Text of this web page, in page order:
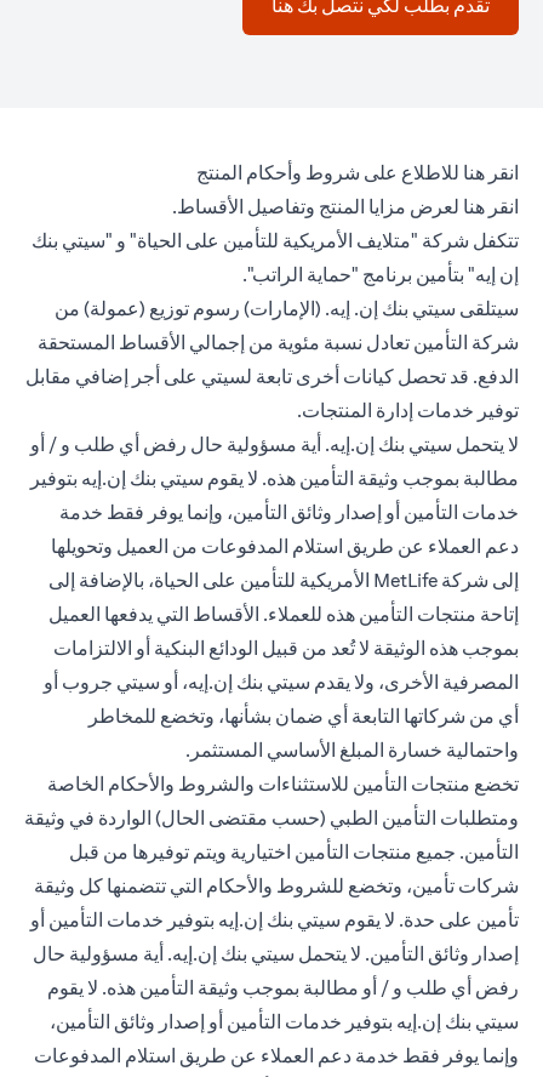
تقدم بطلب لكي نتصل بك هنا
انقر هنا (opens in a new tab)للاطلاع على شروط وأحكام المنتج
انقر هنا (opens in a new tab)لعرض مزايا المنتج وتفاصيل الأقساط.
تتكفل شركة "متلايف الأمريكية للتأمين على الحياة" و "سيتي بنك
إن إيه" بتأمين برنامج "حماية الراتب".
سيتلقى سيتي بنك إن. إيه. (الإمارات) رسوم توزيع (عمولة) من
شركة التأمين تعادل نسبة مئوية من إجمالي الأقساط المستحقة
الدفع. قد تحصل كيانات أخرى تابعة لسيتي على أجر إضافي مقابل
توفير خدمات إدارة المنتجات.
لا يتحمل سيتي بنك إن.إيه. أية مسؤولية حال رفض أي طلب و / أو
مطالبة بموجب وثيقة التأمين هذه. لا يقوم سيتي بنك إن.إيه بتوفير
خدمات التأمين أو إصدار وثائق التأمين، وإنما يوفر فقط خدمة
دعم العملاء عن طريق استلام المدفوعات من العميل وتحويلها
إلى شركة MetLife الأمريكية للتأمين على الحياة، بالإضافة إلى
إتاحة منتجات التأمين هذه للعملاء. الأقساط التي يدفعها العميل
بموجب هذه الوثيقة لا تُعد من قبيل الودائع البنكية أو الالتزامات
المصرفية الأخرى، ولا يقدم سيتي بنك إن.إيه، أو سيتي جروب أو
أي من شركاتها التابعة أي ضمان بشأنها، وتخضع للمخاطر
واحتمالية خسارة المبلغ الأساسي المستثمر.
تخضع منتجات التأمين للاستثناءات والشروط والأحكام الخاصة
ومتطلبات التأمين الطبي (حسب مقتضى الحال) الواردة في وثيقة
التأمين. جميع منتجات التأمين اختيارية ويتم توفيرها من قبل
شركات تأمين، وتخضع للشروط والأحكام التي تتضمنها كل وثيقة
تأمين على حدة. لا يقوم سيتي بنك إن.إيه بتوفير خدمات التأمين أو
إصدار وثائق التأمين. لا يتحمل سيتي بنك إن.إيه. أية مسؤولية حال
رفض أي طلب و / أو مطالبة بموجب وثيقة التأمين هذه. لا يقوم
سيتي بنك إن.إيه بتوفير خدمات التأمين أو إصدار وثائق التأمين،
وإنما يوفر فقط خدمة دعم العملاء عن طريق استلام المدفوعات